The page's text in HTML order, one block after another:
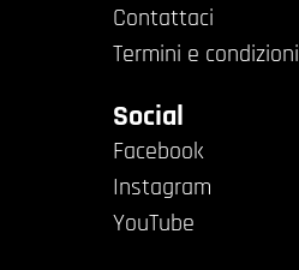
Contattaci
Termini e condizioni
Social
Facebook
Instagram
YouTube